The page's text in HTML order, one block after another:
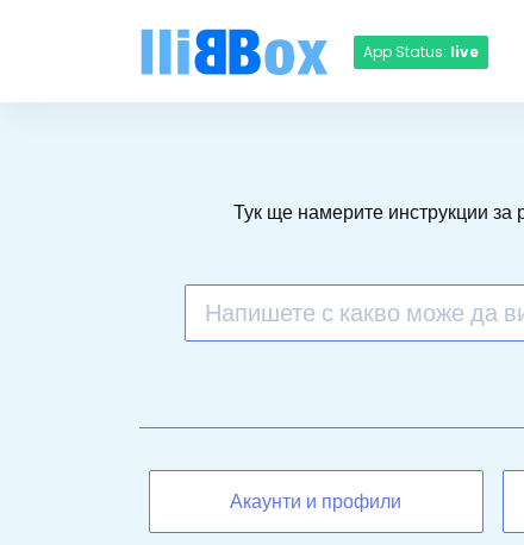
App Status: live
Тук ще намерите инструкции за
Акаунти и профили